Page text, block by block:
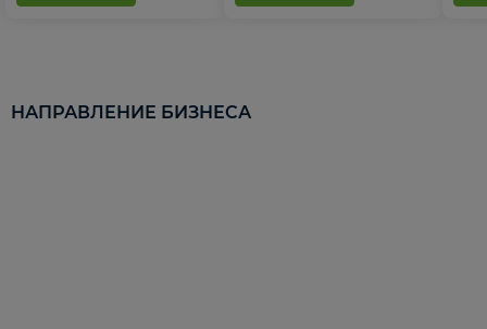
НАПРАВЛЕНИЕ БИЗНЕСА